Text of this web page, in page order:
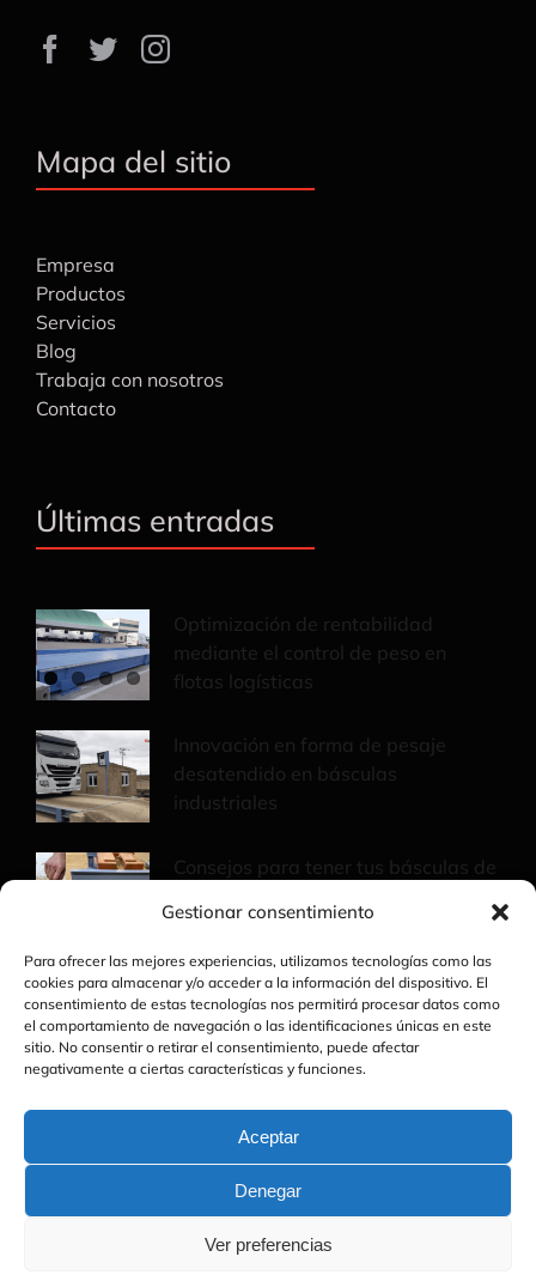
Gestionar consentimiento
Para ofrecer las mejores experiencias, utilizamos tecnologías como las
cookies para almacenar y/o acceder a la información del dispositivo. El
consentimiento de estas tecnologías nos permitirá procesar datos como
el comportamiento de navegación o las identificaciones únicas en este
sitio. No consentir o retirar el consentimiento, puede afectar
negativamente a ciertas características y funciones.
Aceptar
Denegar
Ver preferencias
Mapa del sitio
Empresa
Productos
Servicios
Blog
Trabaja con nosotros
Contacto
Últimas entradas
Optimización de rentabilidad
mediante el control de peso en
flotas logísticas
Innovación en forma de pesaje
desatendido en básculas
industriales
Consejos para tener tus básculas de
Política de privacidad
de Cookies|Aviso legal